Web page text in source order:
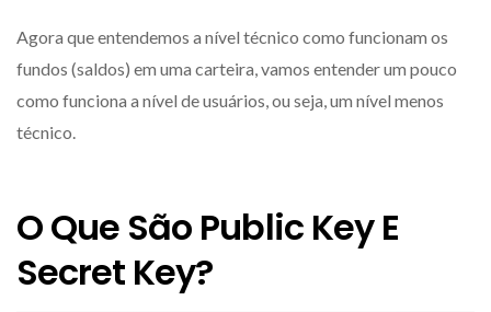
Agora que entendemos a nível técnico como funcionam os
fundos (saldos) em uma carteira, vamos entender um pouco
como funciona a nível de usuários, ou seja, um nível menos
técnico.
O Que São Public Key E
Secret Key?